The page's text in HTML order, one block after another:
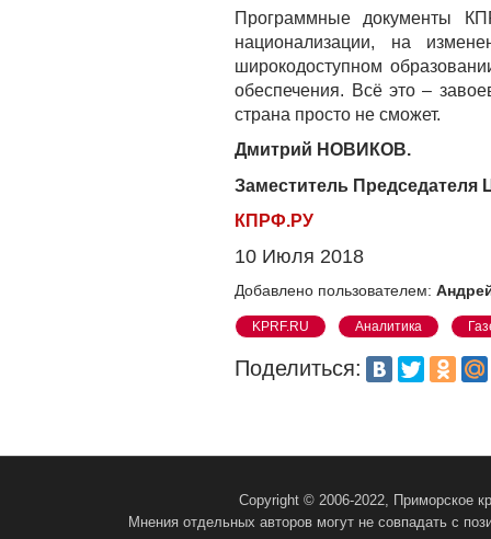
Программные документы
национализации, на
широкодоступном
обеспечения. Всё это –
страна просто не сможет.
Дмитрий НОВИКОВ.
Заместитель
КПРФ.РУ
10 Июля 2018
Добавлено пользователем:
KPRF.RU Аналитика
Поделиться:
Copyright © 2006-2022, Приморское
Мнения отдельных авторов могут не совпадать с